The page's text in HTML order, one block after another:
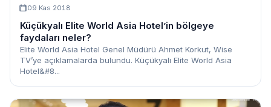
09 Kas 2018
Küçükyalı Elite World Asia Hotel’in bölgeye
faydaları neler?
Elite World Asia Hotel Genel Müdürü Ahmet Korkut, Wise
TV’ye açıklamalarda bulundu. Küçükyalı Elite World Asia
Hotel&#8...